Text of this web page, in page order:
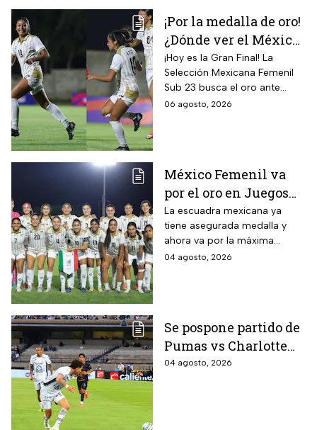
¡Por la medalla de oro!
¿Dónde ver el México
vs Colombia Femenil?
Así puedes seguir la
Gran Final EN VIVO
¡Hoy es la Gran Final! La
Selección Mexicana Femenil
Sub 23 busca el oro ante
Colombia en los Juegos
06 agosto, 2026
México Femenil va
por el oro en Juegos
Centroamericanos; ya
conoce a su rival
La escuadra mexicana ya
tiene asegurada medalla y
ahora va por la máxima
presea en los Juegos
04 agosto, 2026
Se pospone partido de
Pumas vs Charlotte
FC en el inicio de la
04 agosto, 2026